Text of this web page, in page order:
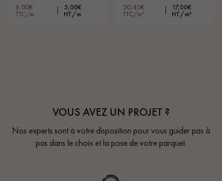
6,00€
TTC/m
5,00€
HT/m
20,40€
TTC/m²
17,00€
HT/m²
VOUS AVEZ UN PROJET ?
Nos experts sont à votre disposition pour vous guider pas à
pas dans le choix et la pose de votre parquet.